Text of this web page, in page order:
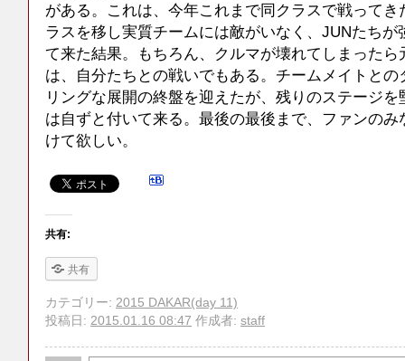
がある。これは、今年これまで同クラスで戦って
ラスを移し実質チームには敵がいなく、JUNたち
て来た結果。もちろん、クルマが壊れてしまった
は、自分たちとの戦いでもある。チームメイトと
リングな展開の終盤を迎えたが、残りのステージ
は自ずと付いて来る。最後の最後まで、ファンの
けて欲しい。
共有:
共有
カテゴリー: 2015 DAKAR(day 11)
投稿日: 2015.01.16 08:47 作成者: staff